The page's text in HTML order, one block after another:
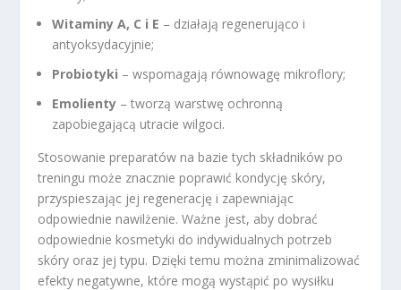
Witaminy A, C i E – działają regenerująco i
antyoksydacyjnie;
Probiotyki – wspomagają równowagę mikroflory;
Emolienty – tworzą warstwę ochronną
zapobiegającą utracie wilgoci.
Stosowanie preparatów na bazie tych składników po
treningu może znacznie poprawić kondycję skóry,
przyspieszając jej regenerację i zapewniając
odpowiednie nawilżenie. Ważne jest, aby dobrać
odpowiednie kosmetyki do indywidualnych potrzeb
skóry oraz jej typu. Dzięki temu można zminimalizować
efekty negatywne, które mogą wystąpić po wysiłku